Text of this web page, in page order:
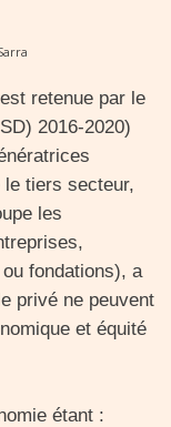
retenue par le
2016-2020)
le tiers secteur,
les
fondations), a
privé ne peuvent
et équité
étant :